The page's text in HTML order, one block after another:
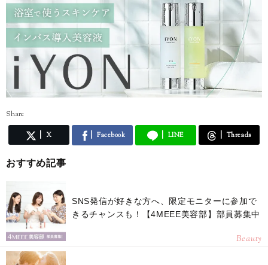
Share
X Facebook LINE Threads
おすすめ記事
SNS発信が好きな方へ、限定モニターに参加で
きるチャンスも！【4MEEE美容部】部員募集中
Beauty